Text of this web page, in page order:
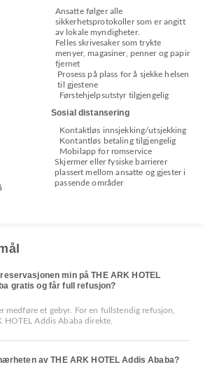
Ansatte følger alle
sikkerhetsprotokoller som er angitt
av lokale myndigheter.
Felles skrivesaker som trykte
menyer, magasiner, penner og papir
fjernet
Prosess på plass for å sjekke helsen
til gjestene
Førstehjelpsutstyr tilgjengelig
Sosial distansering
Kontaktløs innsjekking/utsjekking
Kontantløs betaling tilgjengelig
Mobilapp for romservice
Skjermer eller fysiske barrierer
plassert mellom ansatte og gjester i
passende områder
min på THE ARK HOTEL
gratis og får full refusjon?
medføre et gebyr. For en fullstendig refusjon,
Addis Ababa direkte.
av THE ARK HOTEL Addis Ababa?